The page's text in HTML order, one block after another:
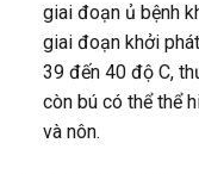
giai đoạn ủ bệnh
giai đoạn khởi
39 đến 40 độ C,
còn bú có thể thể
và nôn.